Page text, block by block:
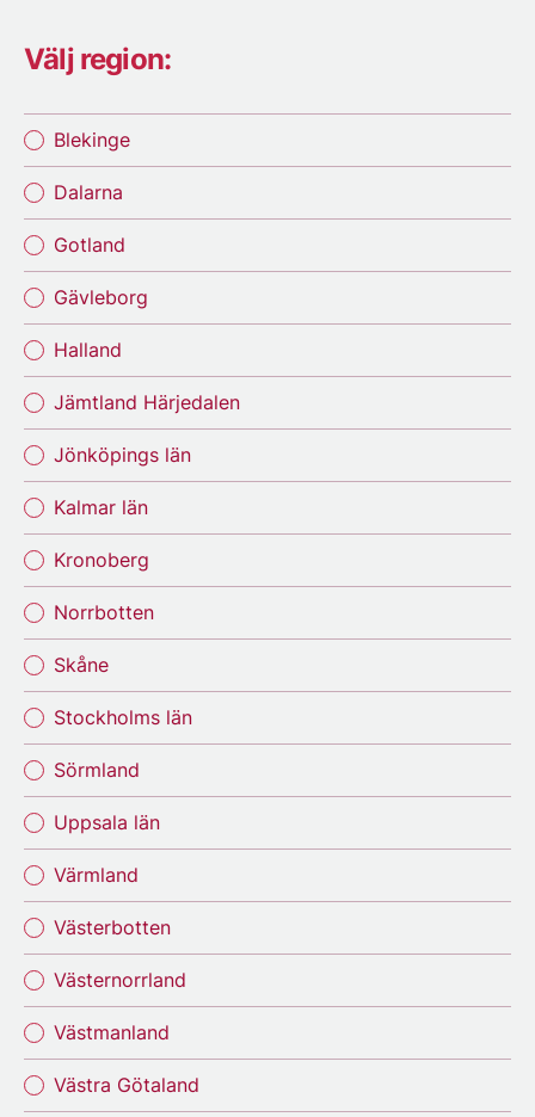
Välj region:
Blekinge
Dalarna
Gotland
Gävleborg
Halland
Jämtland Härjedalen
Jönköpings län
Kalmar län
Kronoberg
Norrbotten
Skåne
Stockholms län
Sörmland
Uppsala län
Värmland
Västerbotten
Västernorrland
Västmanland
Västra Götaland